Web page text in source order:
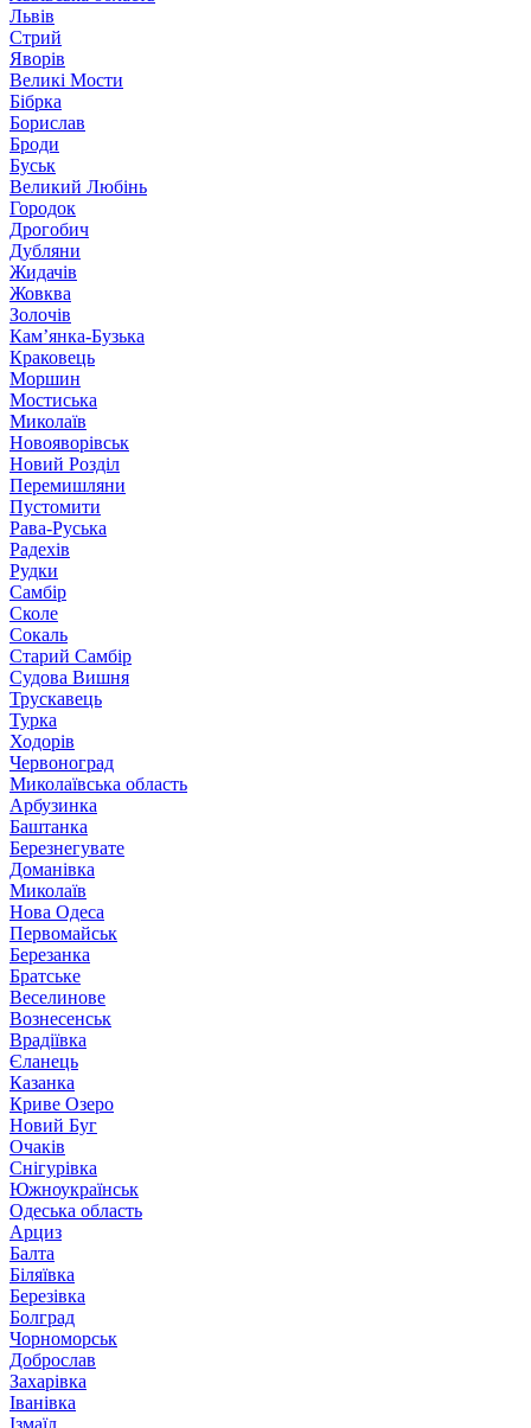
Львів
Стрий
Яворів
Великі Мости
Бібрка
Борислав
Броди
Буськ
Великий Любінь
Городок
Дрогобич
Дубляни
Жидачів
Жовква
Золочів
Кам’янка-Бузька
Краковець
Моршин
Мостиська
Миколаїв
Новояворівськ
Новий Розділ
Перемишляни
Пустомити
Рава-Руська
Радехів
Рудки
Самбір
Сколе
Сокаль
Старий Самбір
Судова Вишня
Трускавець
Турка
Ходорів
Червоноград
Миколаївська область
Арбузинка
Баштанка
Березнегувате
Доманівка
Миколаїв
Нова Одеса
Первомайськ
Березанка
Братське
Веселинове
Вознесенськ
Врадіївка
Єланець
Казанка
Криве Озеро
Новий Буг
Очаків
Снігурівка
Южноукраїнськ
Одеська область
Арциз
Балта
Біляївка
Березівка
Болград
Чорноморськ
Доброслав
Захарівка
Іванівка
Ізмаїл